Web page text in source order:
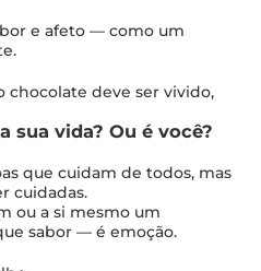
e afeto — como um
chocolate deve ser vivido,
sua vida? Ou é você?
que cuidam de todos, mas
cuidadas.
ou a si mesmo um
sabor — é emoção.